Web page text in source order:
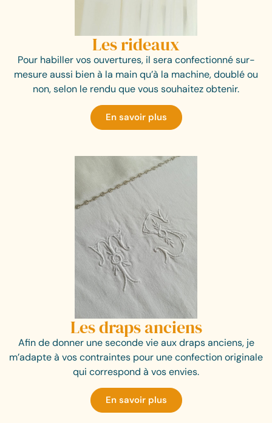
Les rideaux
Pour habiller vos ouvertures, il sera confectionné sur-
mesure aussi bien à la main qu’à la machine, doublé ou
non, selon le rendu que vous souhaitez obtenir.
En savoir plus
Les draps anciens
Afin de donner une seconde vie aux draps anciens, je
m’adapte à vos contraintes pour une confection originale
qui correspond à vos envies.
En savoir plus